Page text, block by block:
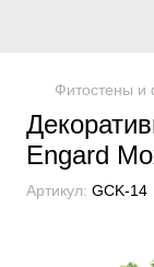
Фитостены и
Engard
Артикул: GCK-14